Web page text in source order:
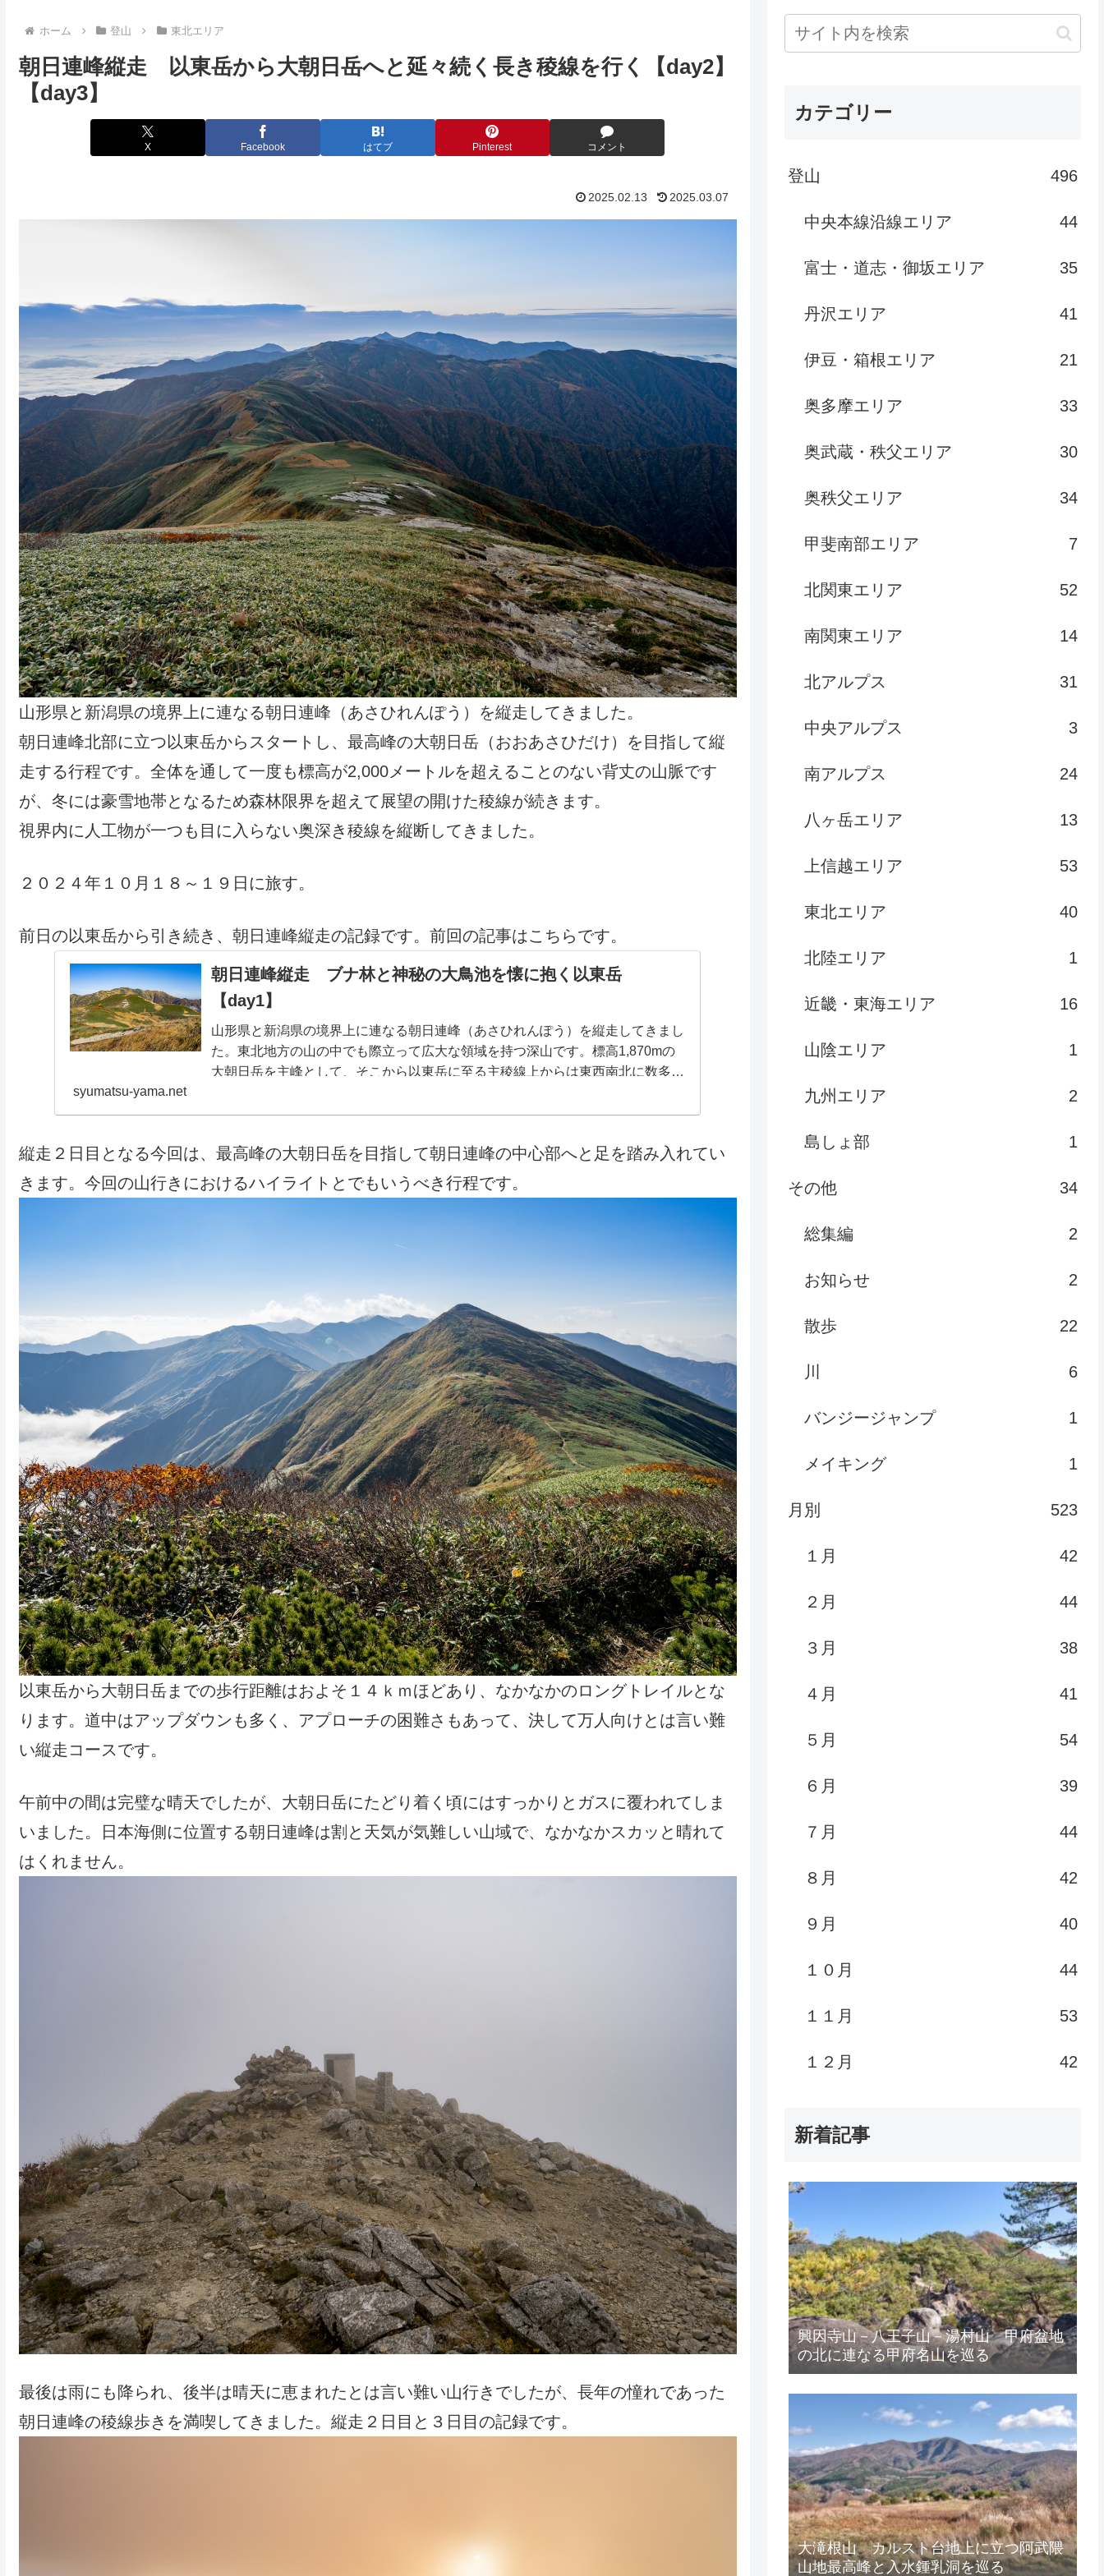
ホーム 登山 東北エリア
朝日連峰縦走 以東岳から大朝日岳へと延々続く長き稜線を行く【day2】
【day3】
X Facebook はてブ Pinterest コメント
2025.02.13 2025.03.07
山形県と新潟県の境界上に連なる朝日連峰（あさひれんぽう）を縦走してきました。
朝日連峰北部に立つ以東岳からスタートし、最高峰の大朝日岳（おおあさひだけ）を目指して縦
走する行程です。全体を通して一度も標高が2,000メートルを超えることのない背丈の山脈です
が、冬には豪雪地帯となるため森林限界を超えて展望の開けた稜線が続きます。
視界内に人工物が一つも目に入らない奥深き稜線を縦断してきました。
２０２４年１０月１８～１９日に旅す。
前日の以東岳から引き続き、朝日連峰縦走の記録です。前回の記事はこちらです。
朝日連峰縦走 ブナ林と神秘の大鳥池を懐に抱く以東岳
【day1】
山形県と新潟県の境界上に連なる朝日連峰（あさひれんぽう）を縦走してきまし
た。東北地方の山の中でも際立って広大な領域を持つ深山です。標高1,870mの
大朝日岳を主峰として、そこから以東岳に至る主稜線上からは東西南北に数多く
行程で、紅葉シーズン真っ盛りの秋の朝日連峰を縦走して来ました。２０２４年
syumatsu-yama.net
縦走２日目となる今回は、最高峰の大朝日岳を目指して朝日連峰の中心部へと足を踏み入れてい
きます。今回の山行きにおけるハイライトとでもいうべき行程です。
以東岳から大朝日岳までの歩行距離はおよそ１４ｋｍほどあり、なかなかのロングトレイルとな
ります。道中はアップダウンも多く、アプローチの困難さもあって、決して万人向けとは言い難
い縦走コースです。
午前中の間は完璧な晴天でしたが、大朝日岳にたどり着く頃にはすっかりとガスに覆われてしま
いました。日本海側に位置する朝日連峰は割と天気が気難しい山域で、なかなかスカッと晴れて
はくれません。
最後は雨にも降られ、後半は晴天に恵まれたとは言い難い山行きでしたが、長年の憧れであった
朝日連峰の稜線歩きを満喫してきました。縦走２日目と３日目の記録です。
カテゴリー
登山 496
中央本線沿線エリア 44
富士・道志・御坂エリア 35
丹沢エリア 41
伊豆・箱根エリア 21
奥多摩エリア 33
奥武蔵・秩父エリア 30
奥秩父エリア 34
甲斐南部エリア 7
北関東エリア 52
南関東エリア 14
北アルプス 31
中央アルプス 3
南アルプス 24
八ヶ岳エリア 13
上信越エリア 53
東北エリア 40
北陸エリア 1
近畿・東海エリア 16
山陰エリア 1
九州エリア 2
島しょ部 1
その他 34
総集編 2
お知らせ 2
散歩 22
川 6
バンジージャンプ 1
メイキング 1
月別 523
１月 42
２月 44
３月 38
４月 41
５月 54
６月 39
７月 44
８月 42
９月 40
１０月 44
１１月 53
１２月 42
新着記事
興因寺山－八王子山－湯村山 甲府盆地
の北に連なる甲府名山を巡る
大滝根山 カルスト台地上に立つ阿武隈
山地最高峰と入水鍾乳洞を巡る